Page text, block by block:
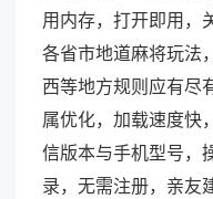
用内存，打开即用，
各省市地道麻将玩法
西等地方规则应有尽
属优化，加载速度快
信版本与手机型号，
录，无需注册，亲友